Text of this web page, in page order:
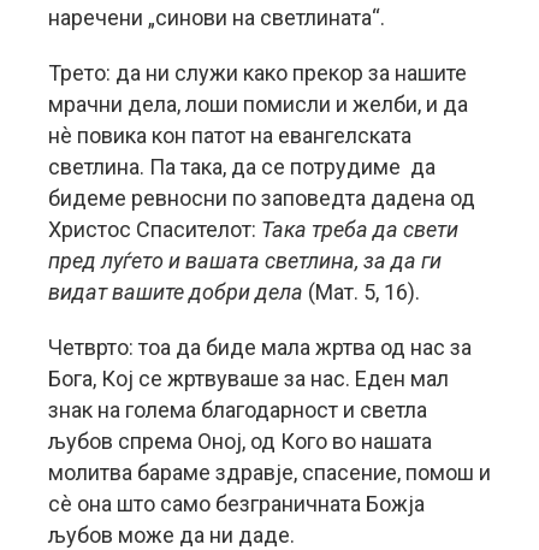
наречени „синови на светлината“.
Трето: да ни служи како прекор за нашите
мрачни дела, лоши помисли и желби, и да
нè повика кон патот на евангелската
светлина. Па така, да се потрудиме да
бидеме ревносни по заповедта дадена од
Христос Спасителот: Така треба да свети
пред луѓето и вашата светлина, за да ги
видат вашите добри дела (Мат. 5, 16).
Четврто: тоа да биде мала жртва од нас за
Бога, Кој се жртвуваше за нас. Еден мал
знак на голема благодарност и светла
љубов спрема Оној, од Кого во нашата
молитва бараме здравје, спасение, помош и
сè она што само безграничната Божја
љубов може да ни даде.